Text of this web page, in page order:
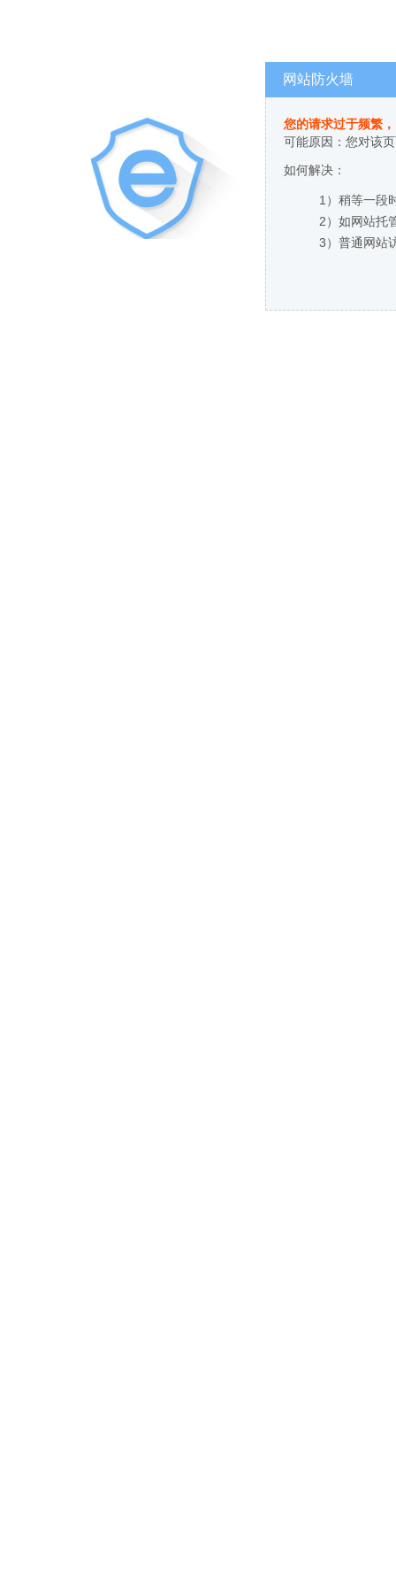
网站防火墙
您的请求过于频繁
可能原因：您对该
如何解决：
1）稍等一段
2）如网站托
3）普通网站